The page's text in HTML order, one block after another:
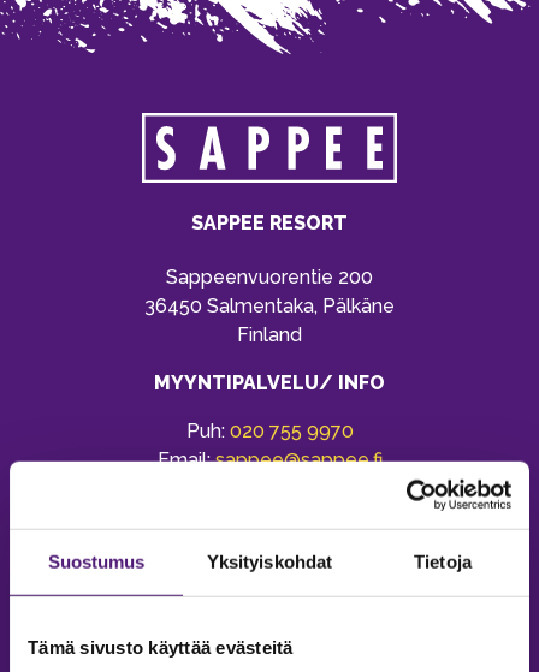
Suostumus Yksityiskohdat Tietoja
Tämä sivusto käyttää evästeitä
SAPPEE RESORT
Sappeenvuorentie 200
36450 Salmentaka, Pälkäne
Finland
MYYNTIPALVELU/ INFO
Puh: 020 755 9970
Email:sappee@sappee.fi